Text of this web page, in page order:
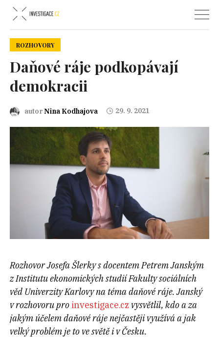
ROZHOVORY
Daňové ráje podkopávají
demokracii
autorNina Kodhajova 29. 9. 2021
Rozhovor Josefa Šlerky s docentem Petrem Janským
z Institutu ekonomických studií Fakulty sociálních
věd Univerzity Karlovy na téma daňové ráje. Janský
v rozhovoru pro investigace.cz vysvětlil, kdo a za
jakým účelem daňové ráje nejčastěji využívá a jak
velký problém je to ve světě i v Česku.